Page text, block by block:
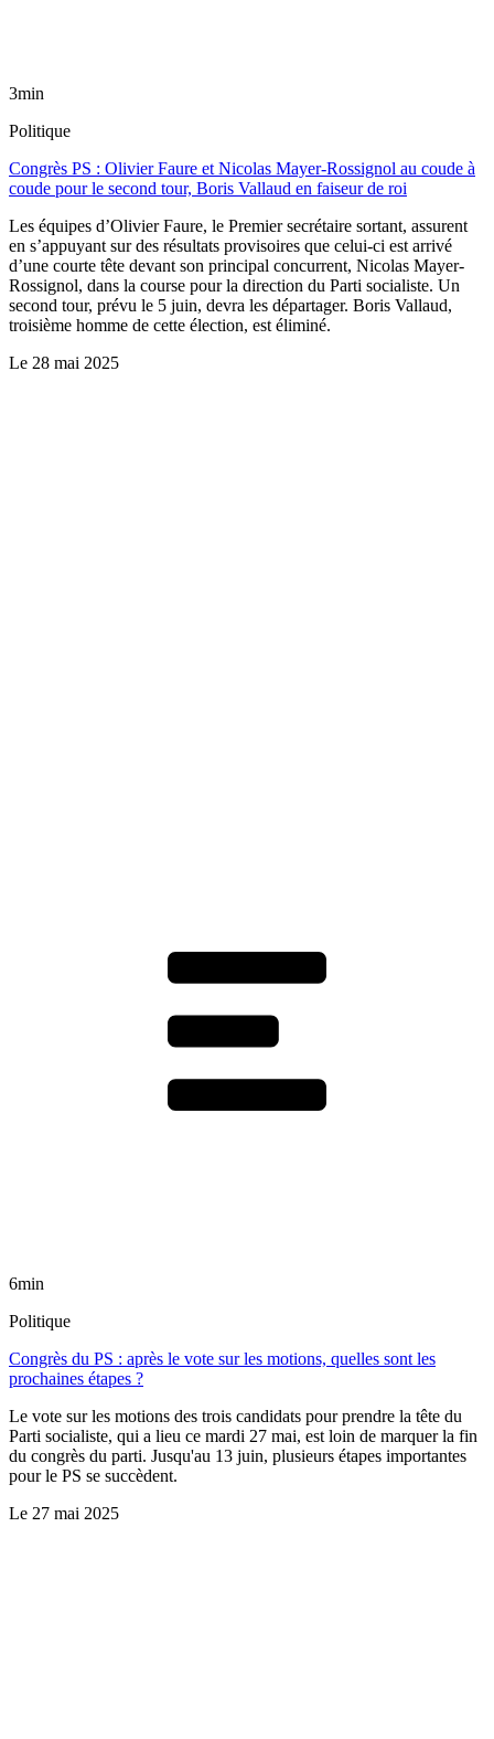
3min
Politique
Congrès PS : Olivier Faure et Nicolas Mayer-Rossignol au coude à
coude pour le second tour, Boris Vallaud en faiseur de roi
Les équipes d’Olivier Faure, le Premier secrétaire sortant, assurent
en s’appuyant sur des résultats provisoires que celui-ci est arrivé
d’une courte tête devant son principal concurrent, Nicolas Mayer-
Rossignol, dans la course pour la direction du Parti socialiste. Un
second tour, prévu le 5 juin, devra les départager. Boris Vallaud,
troisième homme de cette élection, est éliminé.
Le 28 mai 2025
6min
Politique
Congrès du PS : après le vote sur les motions, quelles sont les
prochaines étapes ?
Le vote sur les motions des trois candidats pour prendre la tête du
Parti socialiste, qui a lieu ce mardi 27 mai, est loin de marquer la fin
du congrès du parti. Jusqu'au 13 juin, plusieurs étapes importantes
pour le PS se succèdent.
Le 27 mai 2025